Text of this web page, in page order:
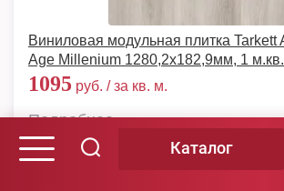
Виниловая модульная плитка Tarkett
Age Millenium 1280,2х182,9мм, 1 м.кв.
1095 руб. / за кв. м.
Подробнее
Каталог